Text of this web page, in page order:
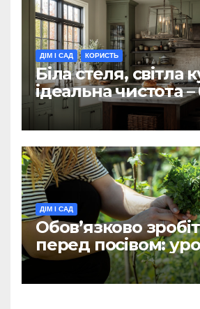
ДІМ І САД КОРИСТЬ
Біла стеля, світла
ідеальна чистота
не актуальні. Як і
вітальня
ДІМ І САД
Обов’язково
перед посівом:
петрушки й кропу
вдвічі більшим